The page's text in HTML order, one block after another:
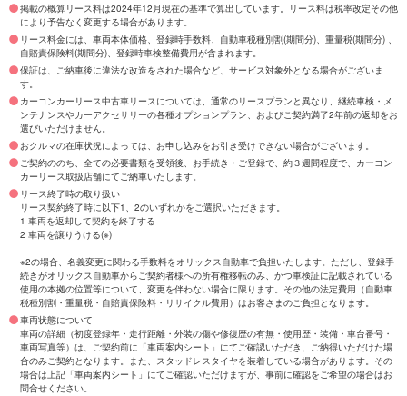
掲載の概算リース料は2024年12月現在の基準で算出しています。リース料は税率改定その他
により予告なく変更する場合があります。
リース料金には、車両本体価格、登録時手数料、自動車税種別割(期間分)、重量税(期間分) 、
自賠責保険料(期間分)、登録時車検整備費用が含まれます。
保証は、ご納車後に違法な改造をされた場合など、サービス対象外となる場合がございま
す。
カーコンカーリース中古車リースについては、通常のリースプランと異なり、継続車検・メ
ンテナンスやカーアクセサリーの各種オプションプラン、およびご契約満了2年前の返却をお
選びいただけません。
おクルマの在庫状況によっては、お申し込みをお引き受けできない場合がございます。
ご契約ののち、全ての必要書類を受領後、お手続き・ご登録で、約３週間程度で、カーコン
カーリース取扱店舗にてご納車いたします。
リース終了時の取り扱い
リース契約終了時に以下1、2のいずれかをご選択いただきます。
1 車両を返却して契約を終了する
2 車両を譲りうける(※)
※2の場合、名義変更に関わる手数料をオリックス自動車で負担いたします。ただし、登録手
続きがオリックス自動車からご契約者様への所有権移転のみ、かつ車検証に記載されている
使用の本拠の位置等について、変更を伴わない場合に限ります。その他の法定費用（自動車
税種別割・重量税・自賠責保険料・リサイクル費用）はお客さまのご負担となります。
車両状態について
車両の詳細（初度登録年・走行距離・外装の傷や修復歴の有無・使用歴・装備・車台番号・
車両写真等）は、ご契約前に「車両案内シート」にてご確認いただき、ご納得いただけた場
合のみご契約となります。また、スタッドレスタイヤを装着している場合があります。その
場合は上記「車両案内シート」にてご確認いただけますが、事前に確認をご希望の場合はお
問合せください。